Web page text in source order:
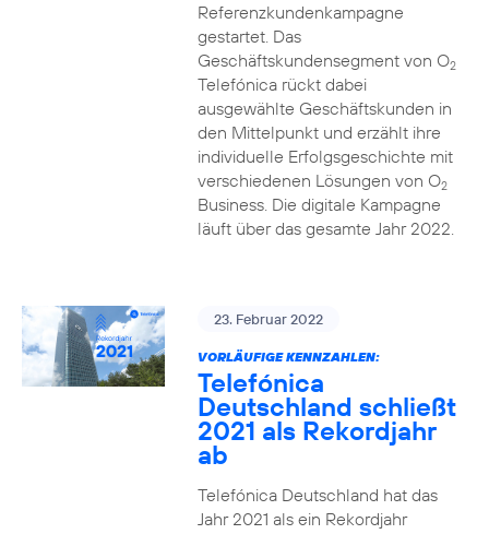
Referenzkundenkampagne
gestartet. Das
Geschäftskundensegment von O2
Telefónica rückt dabei
ausgewählte Geschäftskunden in
den Mittelpunkt und erzählt ihre
individuelle Erfolgsgeschichte mit
verschiedenen Lösungen von O2
Business. Die digitale Kampagne
läuft über das gesamte Jahr 2022.
23. Februar 2022
VORLÄUFIGE KENNZAHLEN:
Telefónica
Deutschland schließt
2021 als Rekordjahr
ab
Telefónica Deutschland hat das
Jahr 2021 als ein Rekordjahr